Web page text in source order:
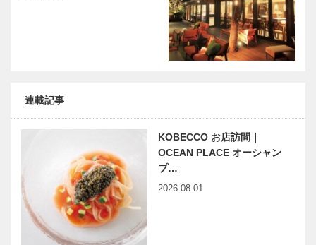
連載記事
KOBECCO お店訪問｜
OCEAN PLACE オーシャン
プ…
2026.08.01